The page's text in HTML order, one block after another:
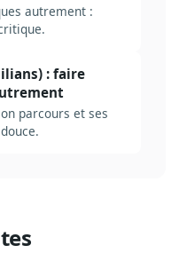
autrement :
: faire
parcours et ses